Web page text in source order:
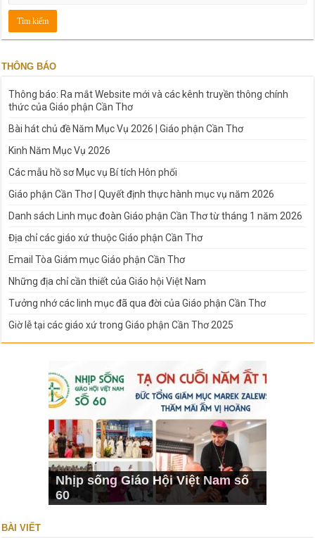
THÔNG BÁO
Thông báo: Ra mắt Website mới và các kênh truyền thông chính
thức của Giáo phận Cần Thơ
Bài hát chủ đề Năm Mục Vụ 2026 | Giáo phận Cần Thơ
Kinh Năm Mục Vụ 2026
Các mẫu hồ sơ Mục vụ Bí tích Hôn phối
Giáo phận Cần Thơ | Quyết định thực hành mục vụ năm 2026
Danh sách Linh mục đoàn Giáo phận Cần Thơ từ tháng 1 năm 2026
Địa chỉ các giáo xứ thuộc Giáo phận Cần Thơ
Email Tòa Giám mục Giáo phận Cần Thơ
Những địa chỉ cần thiết của Giáo hội Việt Nam
Tưởng nhớ các linh mục đã qua đời của Giáo phận Cần Thơ
Giờ lễ tại các giáo xứ trong Giáo phận Cần Thơ 2025
Nhịp sống Giáo Hội Việt Nam số
60
BÀI VIẾT